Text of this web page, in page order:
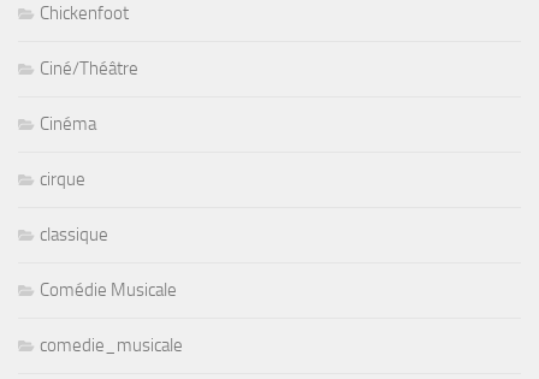
Chickenfoot
Ciné/Théâtre
Cinéma
cirque
classique
Comédie Musicale
comedie_musicale